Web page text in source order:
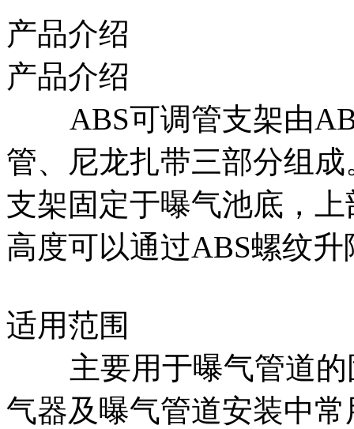
产品介绍
产品介绍
ABS可调管支架由
管、尼龙扎带三部分组
支架固定于曝气池底，
高度可以通过ABS螺纹
适用范围
主要用于曝气管道的
气器及曝气管道安装中